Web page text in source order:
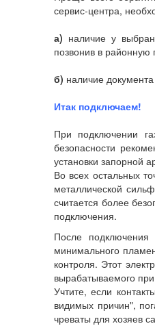
сервис-центра,
а) наличие у
позвонив в районную
б) наличие
Итак подключаем!
При подключении
безопасности
установки запорной
Во всех остальных
металлической
считается более
подключения.
После
минимального
контроля. Этот
вырабатываемого
Учтите, если
видимых причин",
чреваты для хозяев